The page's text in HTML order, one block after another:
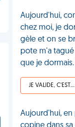
Aujourd'hui,
chez moi, je
gèle et on se
pote m'a
que je dormais.
JE VALIDE, C'EST UNE VDM
Aujourd'hui, en